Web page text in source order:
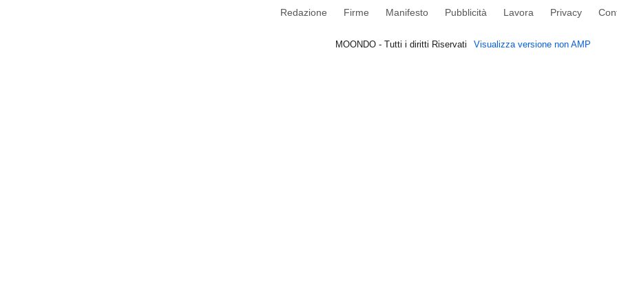
Redazione Firme Manifesto Pubblicità Lavora Privacy
MOONDO - Tutti i diritti Riservati Visualizza versione non AMP